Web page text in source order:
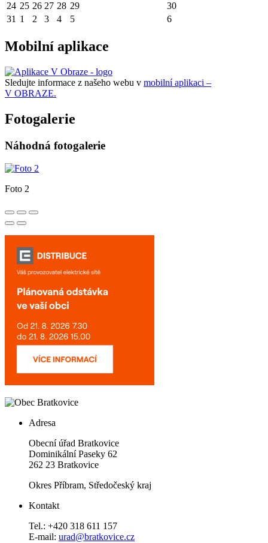
24 25 26 27 28 29
30
31 1 2 3 4 5 6
Mobilní aplikace
Sledujte informace z našeho webu v mobilní aplikaci –
V OBRAZE.
Fotogalerie
Náhodná fotogalerie
Foto 2
Adresa
Obecní úřad Bratkovice
Dominikální Paseky 62
262 23 Bratkovice
Okres Příbram, Středočeský kraj
Kontakt
Tel.: +420 318 611 157
E-mail: urad@bratkovice.cz